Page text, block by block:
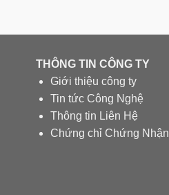
THÔNG TIN CÔNG TY
Giới thiệu công ty
Tin tức Công Nghệ
Thông tin Liên Hệ
Chứng chỉ Chứng Nhận